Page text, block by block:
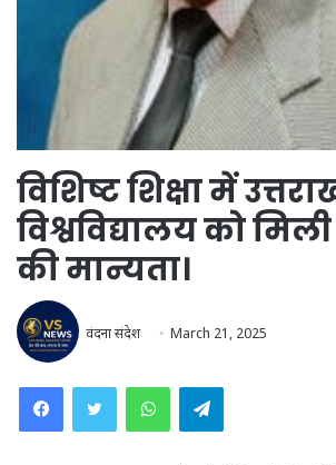
विशिष्ट शिक्षा में
विश्वविद्यालय को
की मान्यता।
वंदना संदेश March 21, 2025
WhatsAppTelegram